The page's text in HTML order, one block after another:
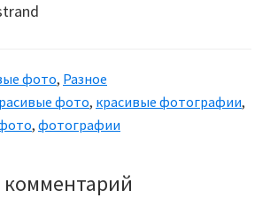
фото, Разное
фото, красивые фотографии,
, фотографии